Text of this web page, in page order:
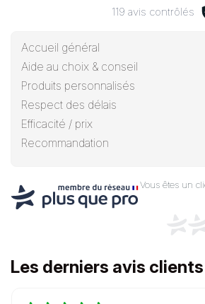
119 avis contrôlés
Accueil général
Aide au choix & conseil
Produits personnalisés
Respect des délais
Efficacité / prix
Recommandation
Vous êtes un
Les derniers avis